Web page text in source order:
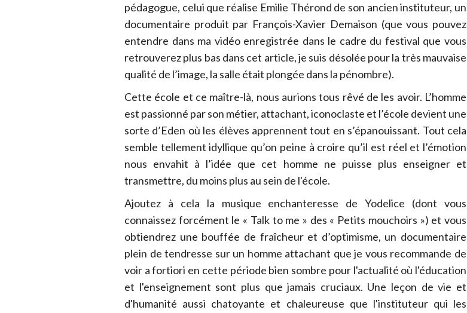
pédagogue, celui que réalise Emilie Thérond de son ancien instituteur, un
documentaire produit par François-Xavier Demaison (que vous pouvez
entendre dans ma vidéo enregistrée dans le cadre du festival que vous
retrouverez plus bas dans cet article, je suis désolée pour la très mauvaise
qualité de l’image, la salle était plongée dans la pénombre).
Cette école et ce maître-là, nous aurions tous rêvé de les avoir. L’homme
est passionné par son métier, attachant, iconoclaste et l’école devient une
sorte d’Eden où les élèves apprennent tout en s’épanouissant. Tout cela
semble tellement idyllique qu’on peine à croire qu’il est réel et l’émotion
nous envahit à l’idée que cet homme ne puisse plus enseigner et
transmettre, du moins plus au sein de l'école.
Ajoutez à cela la musique enchanteresse de Yodelice (dont vous
connaissez forcément le « Talk to me » des « Petits mouchoirs ») et vous
obtiendrez une bouffée de fraîcheur et d’optimisme, un documentaire
plein de tendresse sur un homme attachant que je vous recommande de
voir a fortiori en cette période bien sombre pour l'actualité où l'éducation
et l'enseignement sont plus que jamais cruciaux. Une leçon de vie et
d'humanité aussi chatoyante et chaleureuse que l'instituteur qui les